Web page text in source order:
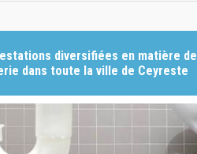
diversifiées en matière de
dans toute la ville de Ceyreste